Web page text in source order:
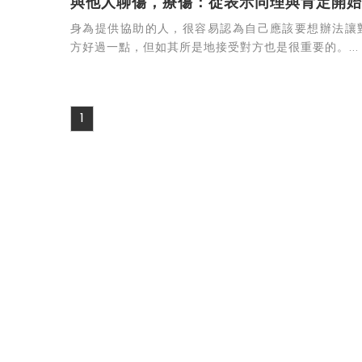
與他人聊傷，療傷：從表示同理與肯定開始
身為提供協助的人，很容易認為自己應該要想辦法讓
方好過一點，但如其所是地接受對方也是很重要的。...
1